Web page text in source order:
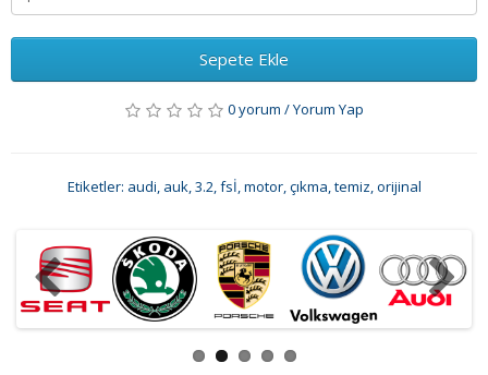
Sepete Ekle
0 yorum /Yorum Yap
Etiketler: audi, auk,3.2,fsİ,motor,çıkma,temiz,orijinal